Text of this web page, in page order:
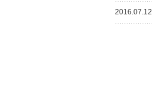
2016.07.12